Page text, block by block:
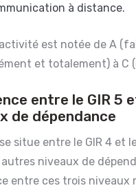
à distance.
est notée de A
et totalement) à C
entre le GIR 5
de dépendance
se situe entre le GIR 4 et
niveaux de
entre ces trois niveaux